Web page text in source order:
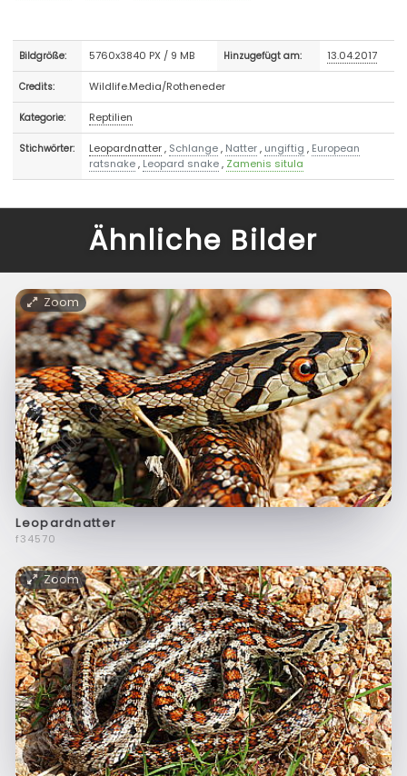
Bildgröße: 5760x3840 PX / 9 MB Hinzugefügt am: 13.04.2017
Credits: Wildlife.Media/Rotheneder
Kategorie: Reptilien
Stichwörter: Leopardnatter, Schlange, Natter, ungiftig , European
ratsnake, Leopard snake, Zamenis situla
Ähnliche Bilder
Zoom
Leopardnatter
f34570
Zoom